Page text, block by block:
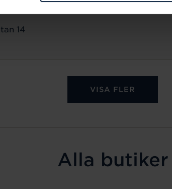
14
VISA FLER
Alla butiker